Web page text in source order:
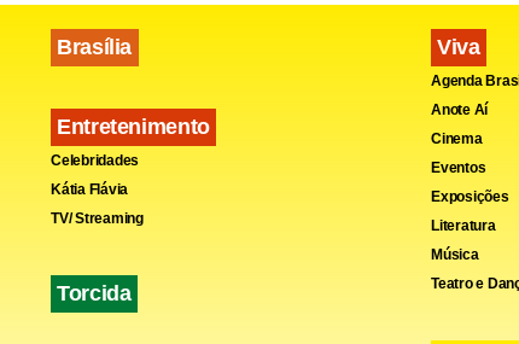
Brasília
Entretenimento
Celebridades
Kátia Flávia
TV/ Streaming
Torcida
Viva
Agenda
Anote Aí
Cinema
Eventos
Exposições
Literatura
Música
Teatro e